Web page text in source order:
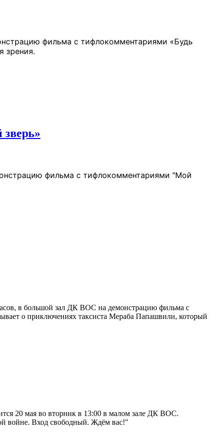
фильма с тифлокомментариями «Будь
зрения.
фильма с тифлокомментариями "Мой
в большой зал ДК ВОС на демонстрацию фильма с
о приключениях таксиста Мераба Папашвили, который
20 мая во вторник в 13:00 в малом зале ДК ВОС.
войне. Вход свободный. Ждём вас!"